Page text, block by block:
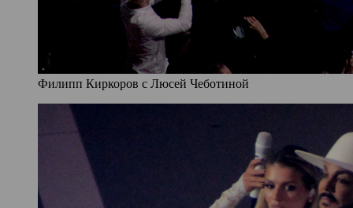
Филипп Киркоров с Люсей Чеботиной